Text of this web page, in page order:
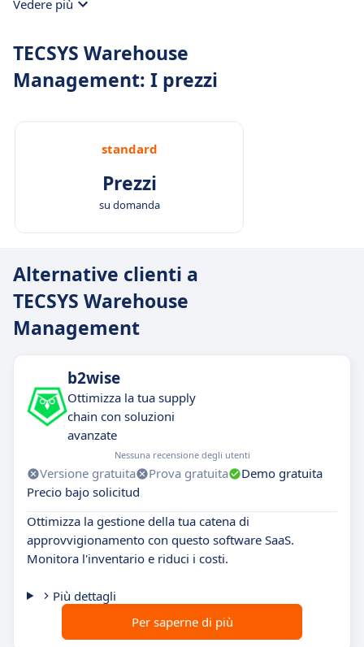
degli stock.
Vedere più
TECSYS Warehouse
Management: I prezzi
standard
Prezzi
su domanda
Alternative clienti a
TECSYS Warehouse
Management
b2wise
Ottimizza la tua supply
chain con soluzioni
avanzate
Nessuna recensione degli utenti
Versione gratuita Prova gratuita
Demo gratuita
Precio bajo solicitud
Ottimizza la gestione della tua catena di
approvvigionamento con questo software SaaS.
Monitora l'inventario e riduci i costi.
Più dettagli
Per saperne di più